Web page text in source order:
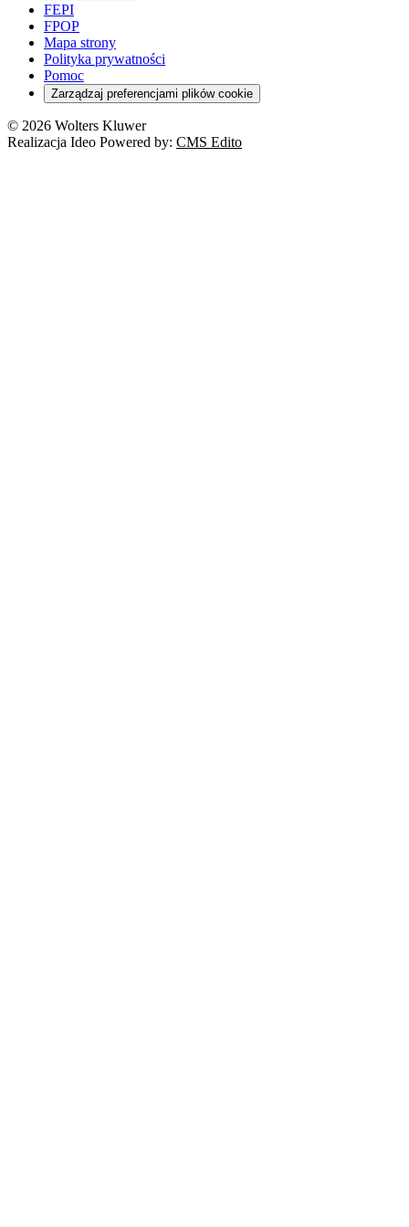
ESG
Kredyty
Cło
Deregulacja
Cyberbezpieczeństwo
Franczyza
Prawo autorskie
Pacjent
Szkoła i uczeń
Turystyka
Orzeczenia
RODO
FEPI
FPOP
Mapa strony
Polityka prywatności
Pomoc
Zarządzaj preferencjami plików cookie
© 2026 Wolters Kluwer
Realizacja Ideo Powered by: CMS Edito